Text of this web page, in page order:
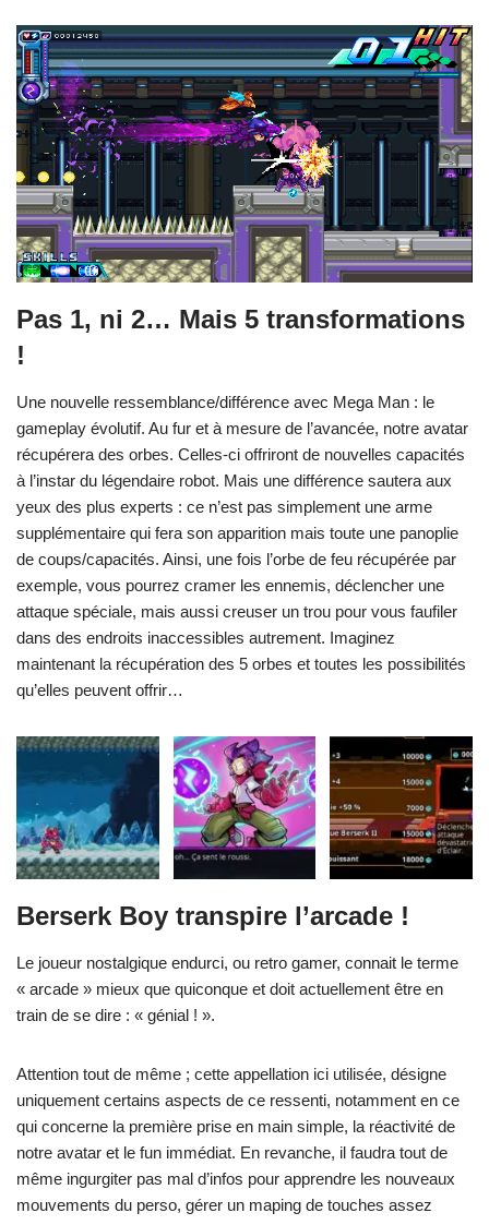
Pas 1, ni 2… Mais 5 transformations
!
Une nouvelle ressemblance/différence avec Mega Man : le
gameplay évolutif. Au fur et à mesure de l’avancée, notre avatar
récupérera des orbes. Celles-ci offriront de nouvelles capacités
à l’instar du légendaire robot. Mais une différence sautera aux
yeux des plus experts : ce n’est pas simplement une arme
supplémentaire qui fera son apparition mais toute une panoplie
de coups/capacités. Ainsi, une fois l’orbe de feu récupérée par
exemple, vous pourrez cramer les ennemis, déclencher une
attaque spéciale, mais aussi creuser un trou pour vous faufiler
dans des endroits inaccessibles autrement. Imaginez
maintenant la récupération des 5 orbes et toutes les possibilités
qu’elles peuvent offrir…
Berserk Boy transpire l’arcade !
Le joueur nostalgique endurci, ou retro gamer, connait le terme
« arcade » mieux que quiconque et doit actuellement être en
train de se dire : « génial ! ».
Attention tout de même ; cette appellation ici utilisée, désigne
uniquement certains aspects de ce ressenti, notamment en ce
qui concerne la première prise en main simple, la réactivité de
notre avatar et le fun immédiat. En revanche, il faudra tout de
même ingurgiter pas mal d’infos pour apprendre les nouveaux
mouvements du perso, gérer un maping de touches assez